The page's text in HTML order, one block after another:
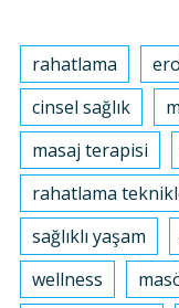
rahatlama
cinsel sağlık
masaj terapisi
rahatlama
sağlıklı yaşam
wellness